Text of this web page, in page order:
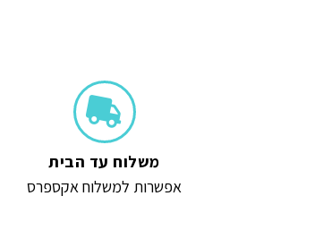
משלוח עד הבית
אפשרות למשלוח אקספרס